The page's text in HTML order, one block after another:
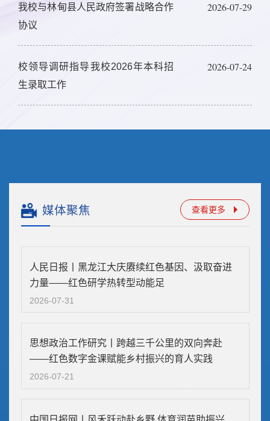
我校与林甸县人民政府签署战略合作
协议
2026-07-29
校领导调研指导我校2026年本科招
生录取工作
2026-07-24
媒体聚焦 查看更多
人民日报丨黑龙江大庆赓续红色基因、汲取奋进
力量——红色研学热转型动能足
2026-07-31
思想政治工作研究丨跨越三千公里的双向奔赴
——红色数字金课赋能乡村振兴的育人实践
2026-07-21